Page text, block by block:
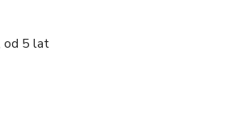
od 5 lat